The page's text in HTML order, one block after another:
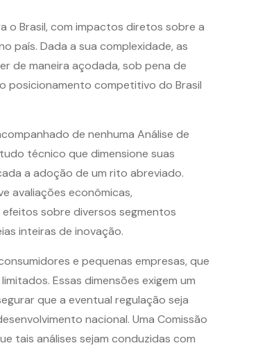
o Brasil, com impactos diretos sobre a
país. Dada a sua complexidade, as
de maneira açodada, sob pena de
posicionamento competitivo do Brasil
de nenhuma Análise de
técnico que dimensione suas
a adoção de um rito abreviado.
avaliações econômicas,
sobre diversos segmentos
inteiras de inovação.
e pequenas empresas, que
Essas dimensões exigem um
que a eventual regulação seja
nacional. Uma Comissão
tais análises sejam conduzidas com